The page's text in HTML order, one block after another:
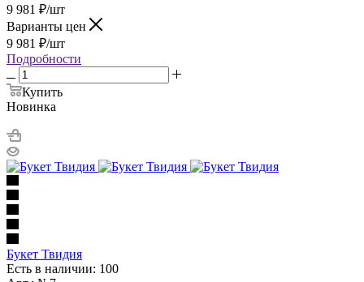
9 981 ₽/шт
Варианты цен
9 981 ₽/шт
Подробности
Купить
Новинка
Букет Твидия
Есть в наличии: 100